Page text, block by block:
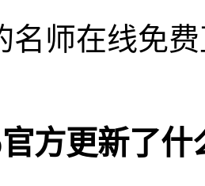
名师在线免
官方更新了什